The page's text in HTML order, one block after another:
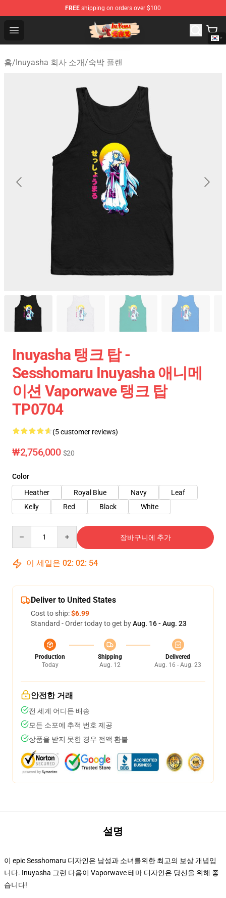
FREE shipping on orders over $100
Open menu
Inuyasha Store - Official Inuyasha Merchandise Shop
홈/Inuyasha 회사 소개/숙박 플랜
Inuyasha 탱크 탑 -
Sesshomaru Inuyasha 애니메
이션 Vaporwave 탱크 탑
TP0704
(5 customer reviews)
₩2,756,000 $20
Color
Heather
Royal Blue Navy
Leaf
Kelly
Red Black White
장바구니에 추가
이 세일은 02: 02: 54
Deliver to United States
Cost to ship:$6.99
Standard - Order today to get byAug. 16 - Aug. 23
Production
Today
Shipping
Aug. 12
Delivered
Aug. 16 - Aug. 23
안전한 거래
전 세계 어디든 배송
모든 소포에 추적 번호 제공
상품을 받지 못한 경우 전액 환불
설명
이 epic Sesshomaru 디자인은 남성과 소녀를위한 최고의 보상 개념입
니다. Inuyasha 그런 다음이 Vaporwave 테마 디자인은 당신을 위해 좋
습니다!